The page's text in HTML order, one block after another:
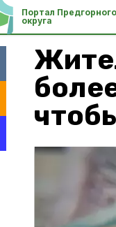
Портал Предгорного
округа